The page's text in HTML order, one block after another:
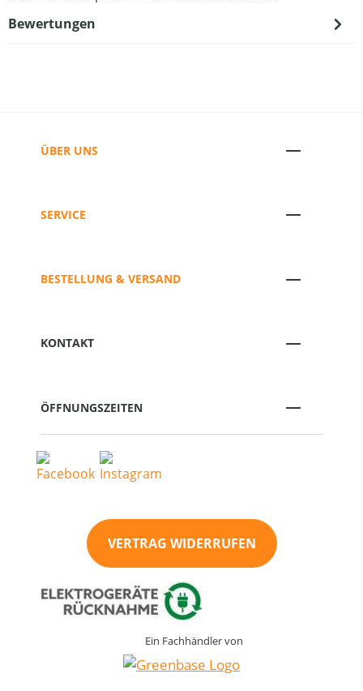
Bewertungen
ÜBER UNS
SERVICE
BESTELLUNG & VERSAND
KONTAKT
ÖFFNUNGSZEITEN
VERTRAG WIDERRUFEN
Ein Fachhändler von